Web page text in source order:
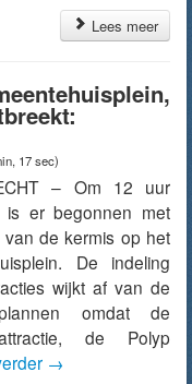
Lees meer
17 sec)
– Om 12 uur
is er begonnen met
de kermis op het
De indeling
wijkt af van de
omdat de
de Polyp
→